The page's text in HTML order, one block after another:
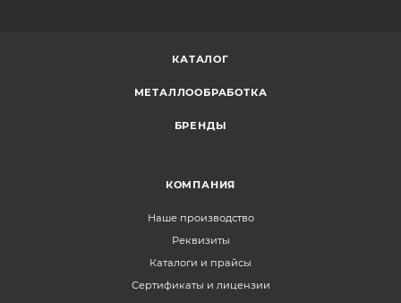
КАТАЛОГ
МЕТАЛЛООБРАБОТКА
БРЕНДЫ
КОМПАНИЯ
Наше производство
Реквизиты
Каталоги и прайсы
Сертификаты и лицензии